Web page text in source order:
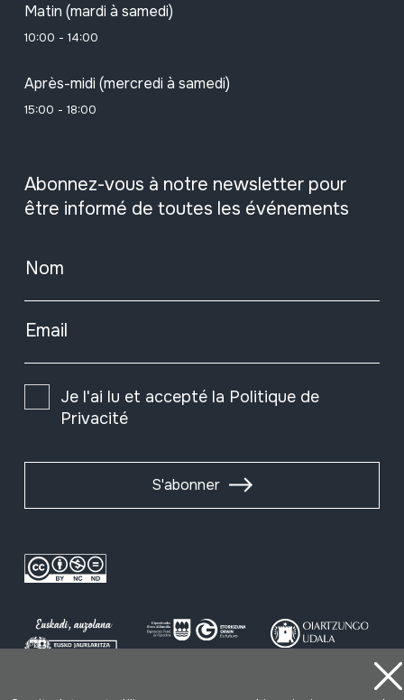
Matin (mardi à samedi)
10:00 - 14:00
Après-midi (mercredi à samedi)
15:00 - 18:00
Abonnez-vous à notre newsletter pour
être informé de toutes les événements
Nom
Email
Je l'ai lu et accepté la Politique de
Privacité
S'abonner